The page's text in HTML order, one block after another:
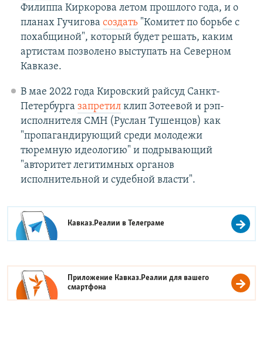
Филиппа Киркорова летом прошлого года, и о
планах Гучигова создать"Комитет по борьбе с
похабщиной", который будет решать, каким
артистам позволено выступать на Северном
Кавказе.
В мае 2022 года Кировский райсуд Санкт-
Петербурга запретилклип Зотеевой и рэп-
исполнителя СМН (Руслан Тушенцов) как
"пропагандирующий среди молодежи
тюремную идеологию" и подрывающий
"авторитет легитимных органов
исполнительной и судебной власти".
Кавказ.Реалии вТелеграме
Приложение Кавказ.Реалии для вашего
смартфона